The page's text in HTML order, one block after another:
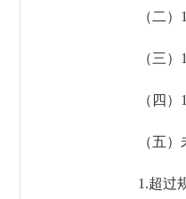
（二）1
（三）1
（四）1
（五）未
1.超过规